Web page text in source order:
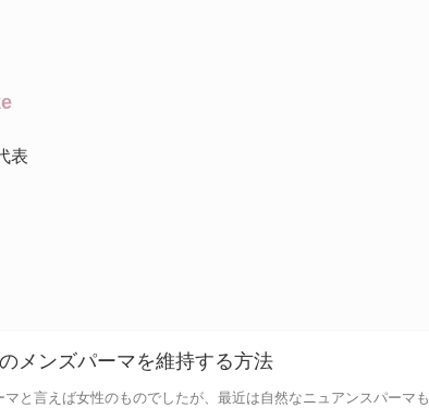
表
メンズパーマを維持する方法
マと言えば女性のものでしたが、最近は自然なニュアンスパーマも